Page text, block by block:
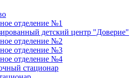
отделение №1
детский центр "Доверие"
отделение №2
отделение №3
отделение №4
стационар